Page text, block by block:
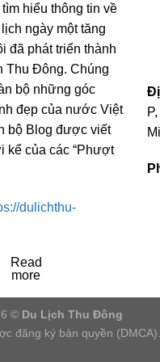
hiểu thông tin về
ngày một tăng
đã phát triển thành
Thu Đông. Chúng
bộ những góc
đẹp của nước Việt
bộ Blog được viết
kể của các “Phượt
dulichthu-
Read
more
© Du Lịch Thu Đông
đăng ký bản quyền